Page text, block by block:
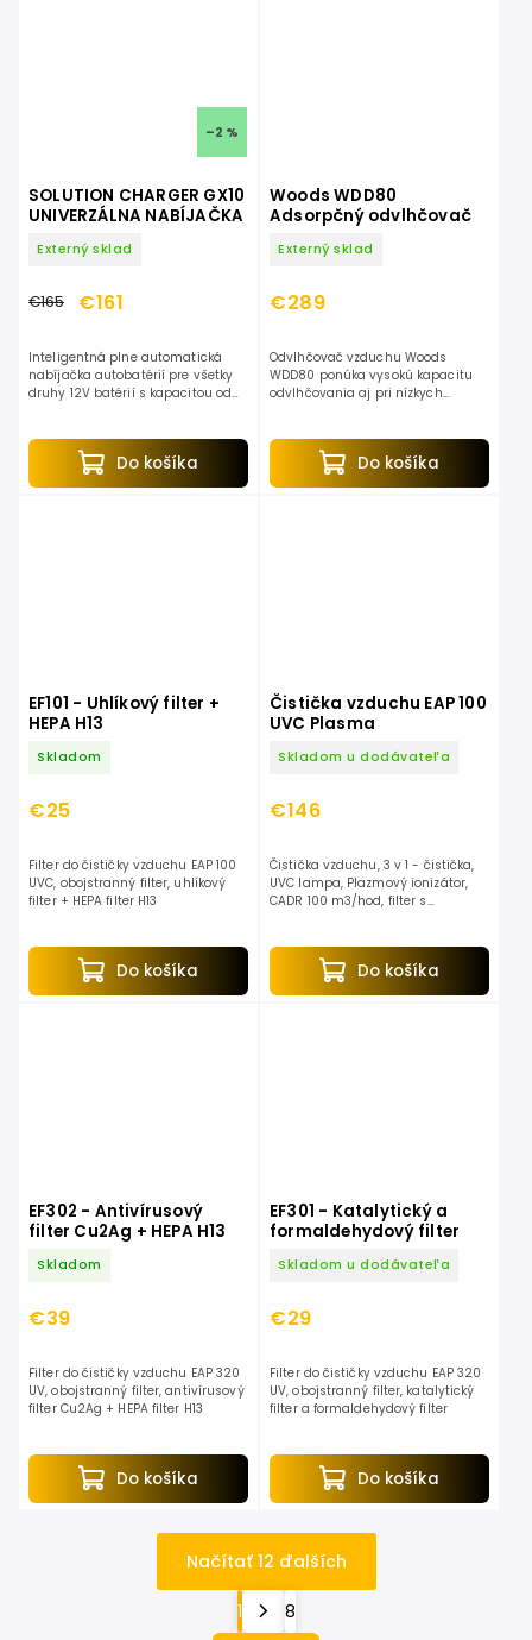
–2 %
SOLUTION CHARGER GX10
UNIVERZÁLNA NABÍJAČKA
Externý sklad
€165 €161
Do košíka
Inteligentná plne automatická
nabíjačka autobatérií pre všetky
druhy 12V batérií s kapacitou od
Woods WDD80
Adsorpčný odvlhčovač
Externý sklad
€289
Do košíka
Odvlhčovač vzduchu Woods
WDD80 ponúka vysokú kapacitu
odvlhčovania aj pri nízkych
ako pivnice či garáže. S
kompaktným...
EF101 - Uhlíkový filter +
HEPA H13
Skladom
€25
Do košíka
Filter do čističky vzduchu EAP 100
UVC, obojstranný filter, uhlíkový
filter + HEPA filter H13
Čistička vzduchu EAP 100
UVC Plasma
Skladom u dodávateľa
€146
Do košíka
Čistička vzduchu, 3 v 1 - čistička,
UVC lampa, Plazmový ionizátor,
CADR 100 m3/hod, filter s
automatický režim...
EF302 - Antivírusový
filter Cu2Ag + HEPA H13
Skladom
€39
Do košíka
Filter do čističky vzduchu EAP 320
UV, obojstranný filter, antivírusový
filter Cu2Ag + HEPA filter H13
EF301 - Katalytický a
formaldehydový filter
Skladom u dodávateľa
€29
Do košíka
Filter do čističky vzduchu EAP 320
UV, obojstranný filter, katalytický
filter a formaldehydový filter
Načítať 12 ďalších
1
8